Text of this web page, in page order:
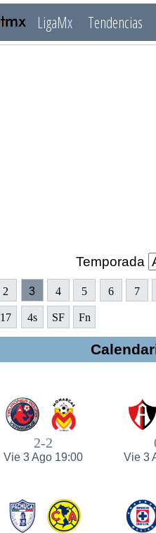
LigaMx Tendencias
Temporada
2 3 4 5 6 7
17 4s SF Fn
2-2
Vie 3 Ago 19:00 Vie 3